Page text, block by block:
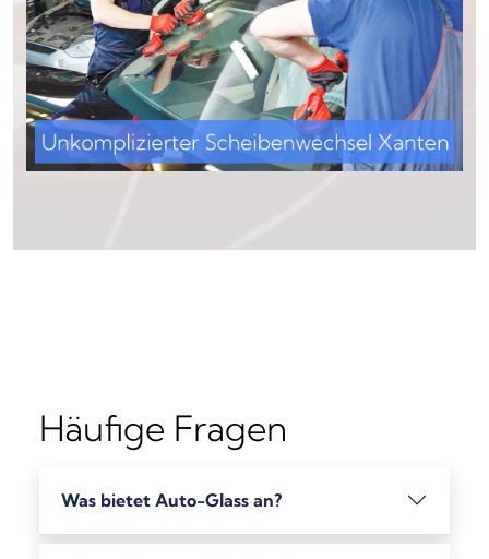
Häufige Fragen
Was bietet Auto-Glass an?